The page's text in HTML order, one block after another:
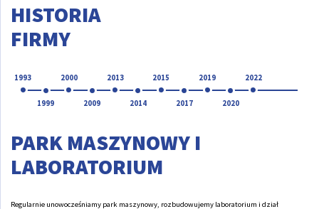
HISTORIA
FIRMY
1993
1999
2000
2009
2013
2014
2015
2017
2019
2020
2022
PARK MASZYNOWY I
LABORATORIUM
Regularnie unowocześniamy park maszynowy, rozbudowujemy laboratorium i dział